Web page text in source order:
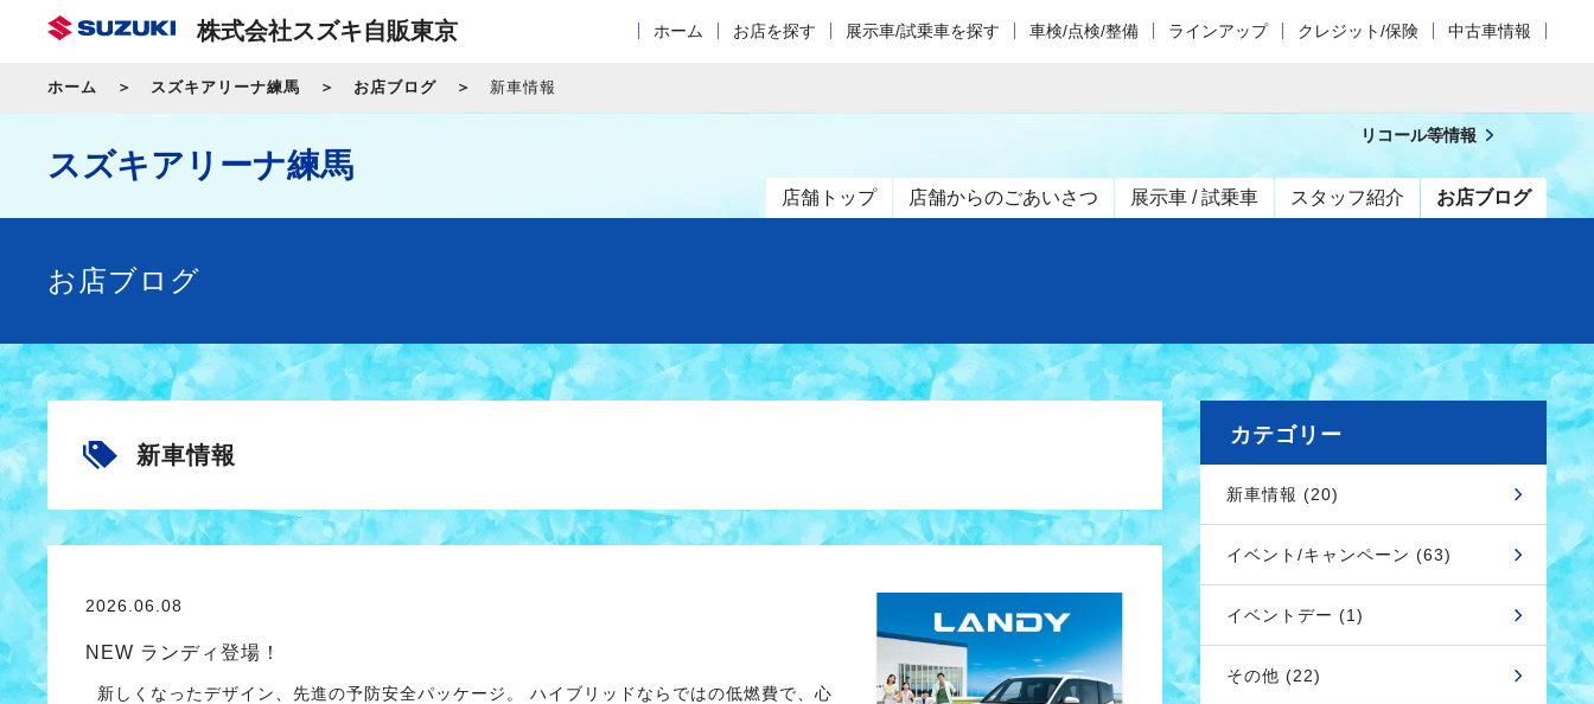
株式会社スズキ自販東京 ホーム お店を探す 展示車/試乗車を探す 車検/点検/整備 ラインアップ クレジット/保険 中古車情報
ホーム スズキアリーナ練馬 お店ブログ 新車情報
スズキアリーナ練馬
店舗トップ 店舗からのごあいさつ 展示車 / 試乗車 スタッフ紹介 お店ブログ
リコール等情報
お店ブログ
新車情報
2026.06.08
NEW ランディ登場！
新しくなったデザイン、先進の予防安全パッケージ。 ハイブリッドならではの低燃費で、心
カテゴリー
新車情報 (20)
イベント/キャンペーン (63)
イベントデー (1)
その他 (22)